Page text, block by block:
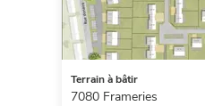
Terrain à bâtir
7080 Frameries